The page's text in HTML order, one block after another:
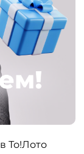
То!Лото